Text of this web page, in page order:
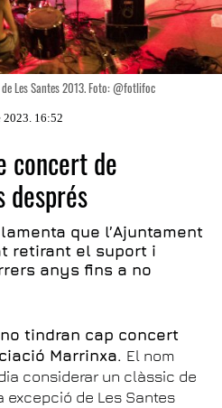
Les Santes 2013. Foto: @fotlifoc
16:52
concert de
després
que l’Ajuntament
retirant el suport i
anys fins a no
tindran cap concert
Marrinxa. El nom
considerar un clàssic de
excepció de Les Santes